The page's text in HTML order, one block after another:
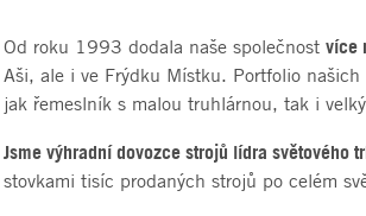
Od roku 1993 dodala naše společnost více
Aši, ale i ve Frýdku Místku. Portfolio
jak řemeslník s malou truhlárnou, tak i
Jsme výhradní dovozce strojů lídra světového
stovkami tisíc prodaných strojů po celém